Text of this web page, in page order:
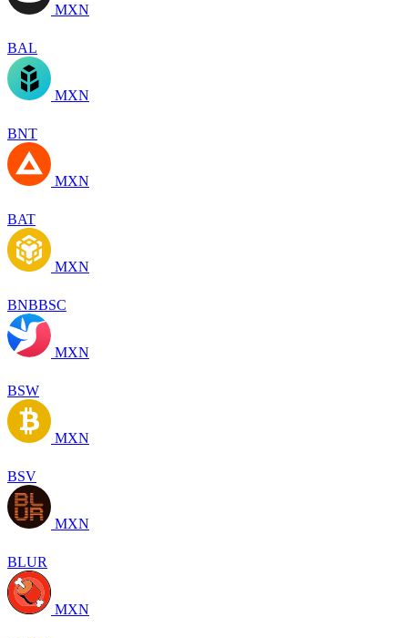
MXN
BAL
MXN
BNT
MXN
BAT
MXN
BNBBSC
MXN
BSW
MXN
BSV
MXN
BLUR
MXN